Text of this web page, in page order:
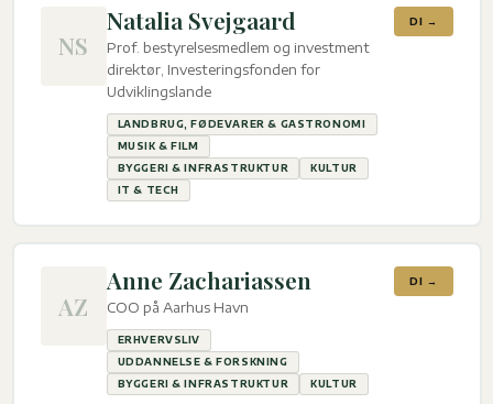
NS
Natalia Svejgaard
Prof. bestyrelsesmedlem og investment
direktør, Investeringsfonden for
Udviklingslande
LANDBRUG, FØDEVARER & GASTRONOMI
MUSIK & FILM
BYGGERI & INFRASTRUKTUR
KULTUR
IT & TECH
DI →
AZ
Anne Zachariassen
COO på Aarhus Havn
ERHVERVSLIV
UDDANNELSE & FORSKNING
BYGGERI & INFRASTRUKTUR
KULTUR
DI →